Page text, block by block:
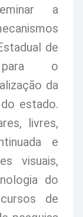
a
de
para o
da
estado.
livres,
e
visuais,
do
de